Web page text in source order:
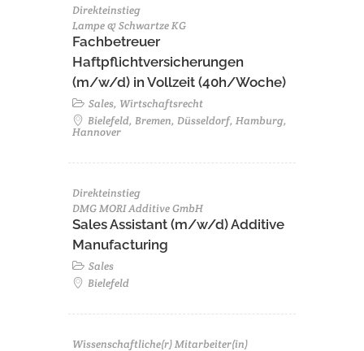
Direkteinstieg
Lampe & Schwartze KG
Fachbetreuer
Haftpflichtversicherungen
(m/w/d) in Vollzeit (40h/Woche)
Sales, Wirtschaftsrecht
Bielefeld, Bremen, Düsseldorf, Hamburg,
Hannover
Direkteinstieg
DMG MORI Additive GmbH
Sales Assistant (m/w/d) Additive
Manufacturing
Sales
Bielefeld
Wissenschaftliche(r) Mitarbeiter(in)